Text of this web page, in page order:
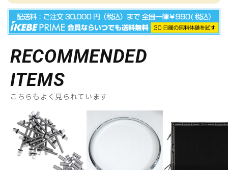
RECOMMENDED
ITEMS
こちらもよく見られています